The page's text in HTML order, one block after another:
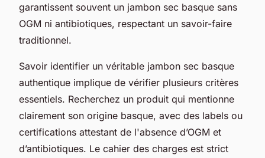
garantissent souvent un jambon sec basque sans
OGM ni antibiotiques, respectant un savoir-faire
traditionnel.
Savoir identifier un véritable jambon sec basque
authentique implique de vérifier plusieurs critères
essentiels. Recherchez un produit qui mentionne
clairement son origine basque, avec des labels ou
certifications attestant de l'absence d’OGM et
d’antibiotiques. Le cahier des charges est strict